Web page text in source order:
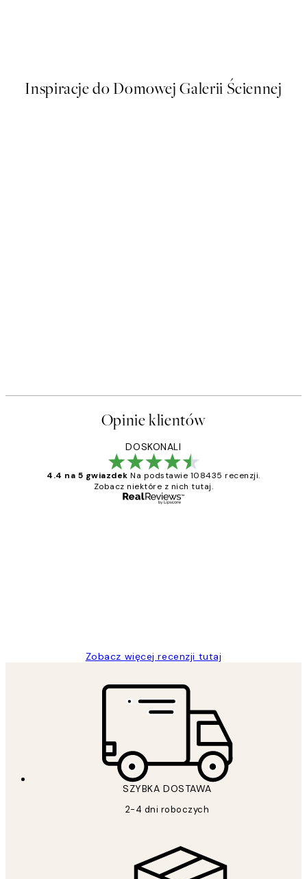
Inspiracje do Domowej Galerii Ściennej
Opinie klientów
DOSKONALI
4.4 na 5 gwiazdek Na podstawie 108435 recenzji.
Zobacz niektóre z nich tutaj.
Zobacz więcej recenzji tutaj
SZYBKA DOSTAWA
2-4 dni roboczych